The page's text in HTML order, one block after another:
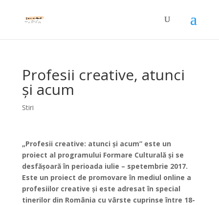
Profesii creative, atunci
și acum
Stiri
„Profesii creative: atunci și acum” este un
proiect al programului Formare Culturală și se
desfășoară în perioada iulie – spetembrie 2017.
Este un proiect de promovare în mediul online a
profesiilor creative și este adresat în special
tinerilor din România cu vârste cuprinse între 18-